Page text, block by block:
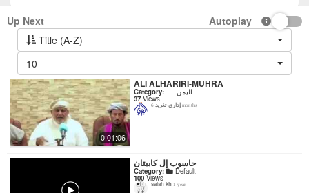
Up Next
Autoplay
Title (A-Z)
10
0:01:06
ALI ALHARIRI-MUHRA
Category: اليمن
37Views
إداري-تغريد 6 months
حاسوب إل كابيتان
Category: Default
100 Views
salah kh 1 year